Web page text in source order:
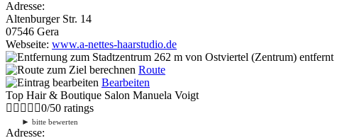
Adresse:
Altenburger Str. 14
07546 Gera
Webseite: www.a-nettes-haarstudio.de
262 m von Ostviertel (Zentrum) entfernt
Route
Bearbeiten
Top Hair & Boutique Salon Manuela Voigt
0/50 ratings
► bitte bewerten
Adresse: